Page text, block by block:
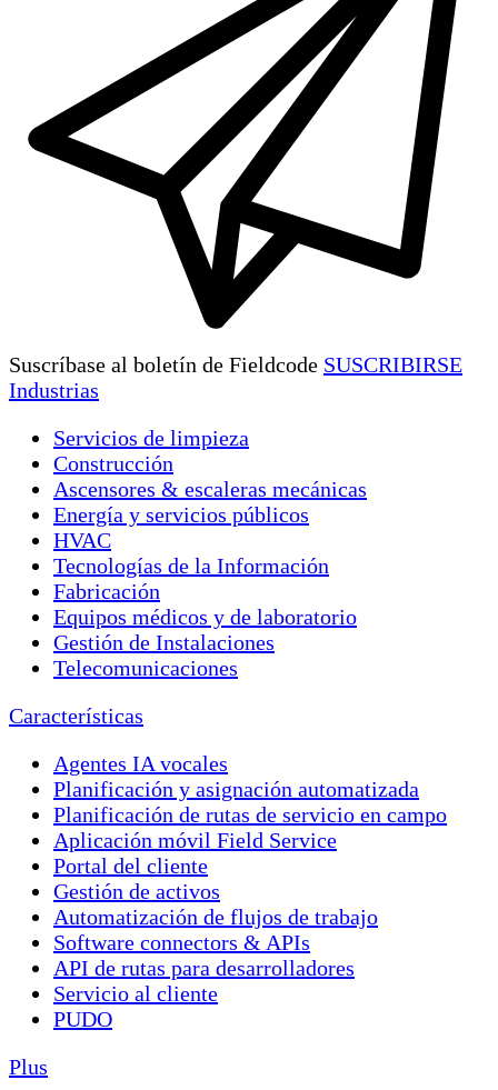
Suscríbase al boletín de Fieldcode SUSCRIBIRSE
Industrias
Servicios de limpieza
Construcción
Ascensores & escaleras mecánicas
Energía y servicios públicos
HVAC
Tecnologías de la Información
Fabricación
Equipos médicos y de laboratorio
Gestión de Instalaciones
Telecomunicaciones
Características
Agentes IA vocales
Planificación y asignación automatizada
Planificación de rutas de servicio en campo
Aplicación móvil Field Service
Portal del cliente
Gestión de activos
Automatización de flujos de trabajo
Software connectors & APIs
API de rutas para desarrolladores
Servicio al cliente
PUDO
Plus